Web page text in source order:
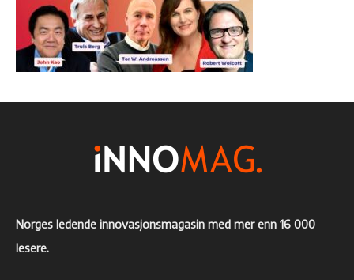
Norges ledende innovasjonsmagasin med mer enn 16 000
lesere.